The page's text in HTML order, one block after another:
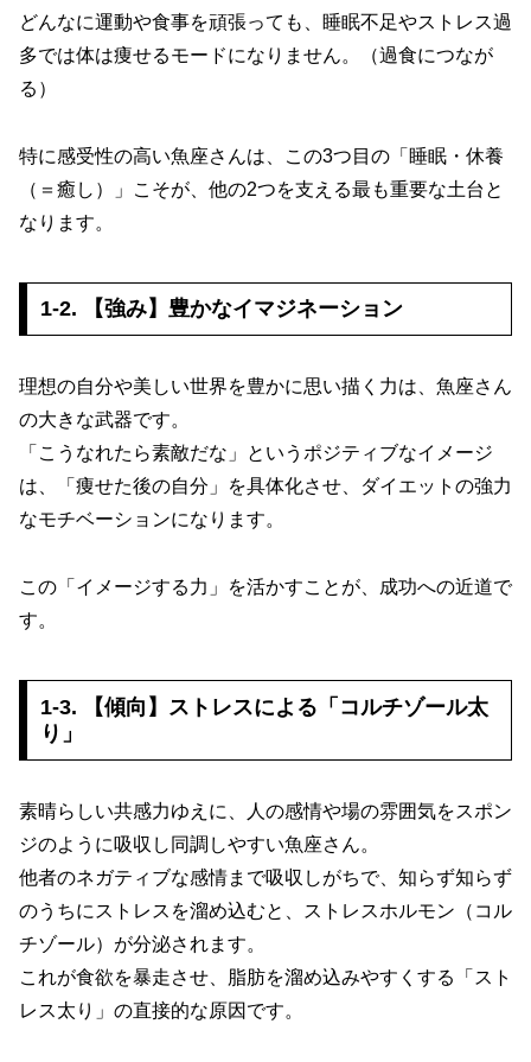
どんなに運動や食事を頑張っても、睡眠不足やストレス過
多では体は痩せるモードになりません。（過食につなが
る）
特に感受性の高い魚座さんは、この3つ目の「睡眠・休養
（＝癒し）」こそが、他の2つを支える最も重要な土台と
なります。
1-2. 【強み】豊かなイマジネーション
理想の自分や美しい世界を豊かに思い描く力は、魚座さん
の大きな武器です。
「こうなれたら素敵だな」というポジティブなイメージ
は、「痩せた後の自分」を具体化させ、ダイエットの強力
なモチベーションになります。
この「イメージする力」を活かすことが、成功への近道で
す。
1-3. 【傾向】ストレスによる「コルチゾール太
り」
素晴らしい共感力ゆえに、人の感情や場の雰囲気をスポン
ジのように吸収し同調しやすい魚座さん。
他者のネガティブな感情まで吸収しがちで、知らず知らず
のうちにストレスを溜め込むと、ストレスホルモン（コル
チゾール）が分泌されます。
これが食欲を暴走させ、脂肪を溜め込みやすくする「スト
レス太り」の直接的な原因です。